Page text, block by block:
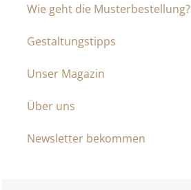
Wie geht die Musterbestellung?
Gestaltungstipps
Unser Magazin
Über uns
Newsletter bekommen